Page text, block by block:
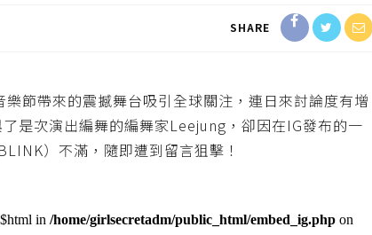
SHARE
節帶來的震撼舞台吸引全球關注，連日來討論度有增
是次演出編舞的編舞家Leejung，卻因在IG發布的一
）不滿，隨即遭到留言狙擊！